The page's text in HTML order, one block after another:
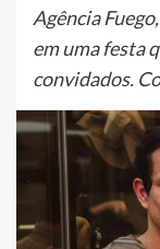
Agência
em uma festa
convidados.